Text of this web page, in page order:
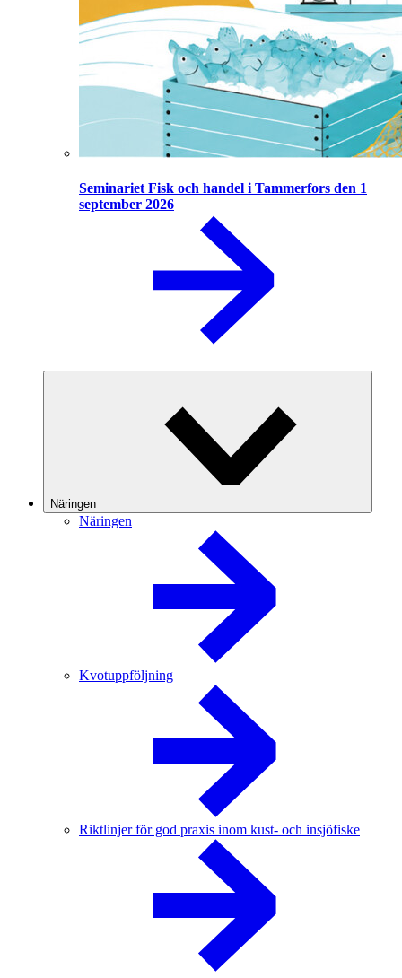
Seminariet Fisk och handel i Tammerfors den 1
september 2026
Näringen
Näringen
Kvotuppföljning
Riktlinjer för god praxis inom kust- och insjöfiske